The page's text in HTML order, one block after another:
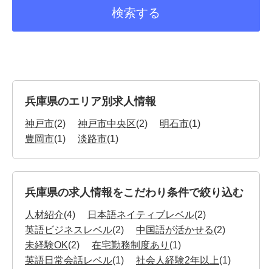
兵庫県のエリア別求人情報
神戸市(2) 神戸市中央区(2) 明石市(1)
豊岡市(1) 淡路市(1)
兵庫県の求人情報をこだわり条件で絞り込む
人材紹介(4) 日本語ネイティブレベル(2)
英語ビジネスレベル(2) 中国語が活かせる(2)
未経験OK(2) 在宅勤務制度あり (1)
英語日常会話レベル(1) 社会人経験2年以上(1)